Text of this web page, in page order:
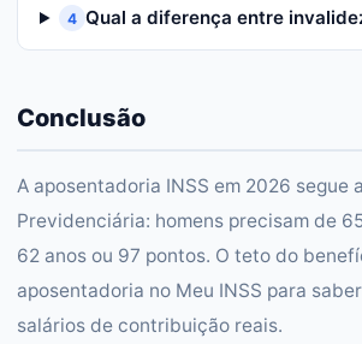
4 Qual a diferença entre
Conclusão
A aposentadoria INSS em 2026 segue
Previdenciária: homens precisam de
62 anos ou 97 pontos. O teto do
aposentadoria no Meu INSS para
salários de contribuição reais.